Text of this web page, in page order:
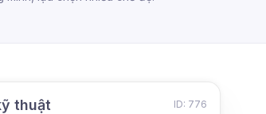
thuật ID: 776